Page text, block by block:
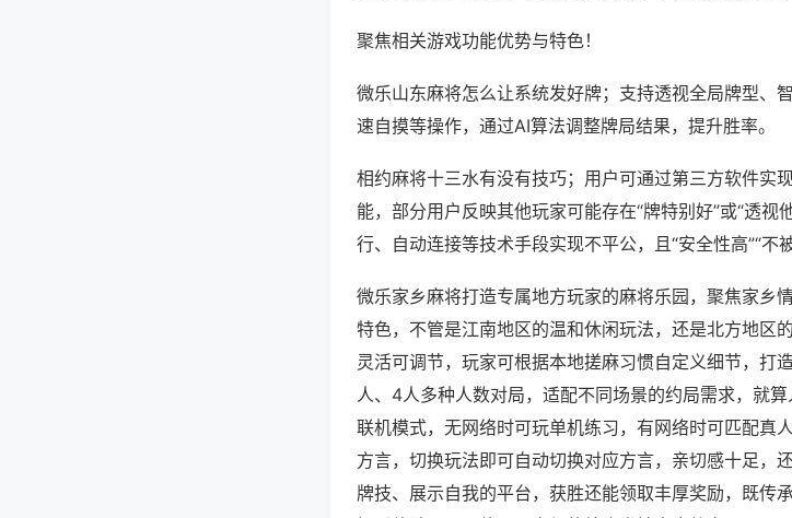
聚焦相关游戏功能优势与特色！
微乐山东麻将怎么让系统发好牌；支持透视全局牌型、
速自摸等操作，通过AI算法调整牌局结果，提升胜率。
相约麻将十三水有没有技巧；用户可通过第三方软件实
能，部分用户反映其他玩家可能存在“牌特别好”或“透
行、自动连接等技术手段实现不平公，且“安全性高”“不被
微乐家乡麻将打造专属地方玩家的麻将乐园，聚焦家乡
特色，不管是江南地区的温和休闲玩法，还是北方地区
灵活可调节，玩家可根据本地搓麻习惯自定义细节，打
人、4人多种人数对局，适配不同场景的约局需求，就
联机模式，无网络时可玩单机练习，有网络时可匹配真
方言，切换玩法即可自动切换对应方言，亲切感十足，
牌技、展示自我的平台，获胜还能领取丰厚奖励，既传